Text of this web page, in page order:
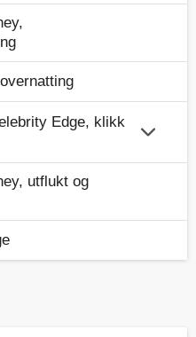
Edge, klikk
utflukt og